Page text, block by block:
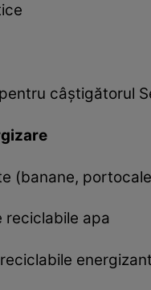
câștigătorul
(banane,
reciclabile apa
energizant